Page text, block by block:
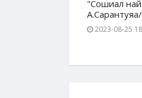
"Сошиал
А.Сарантуяа/
2023-08-25